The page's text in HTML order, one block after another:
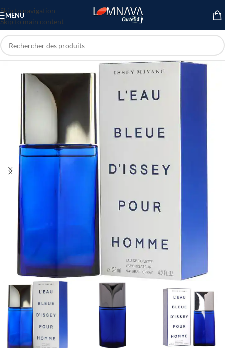
Skip to navigation
Skip to main content
MENU